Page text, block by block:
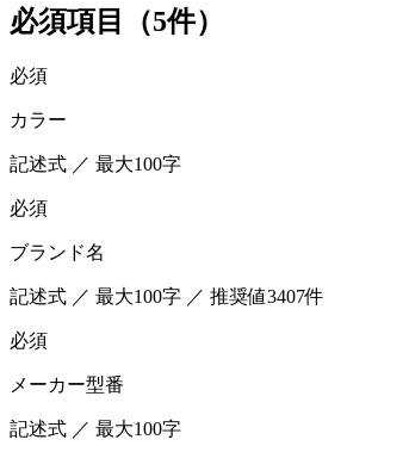
必須項目（5件）
必須
カラー
記述式 ／ 最大100字
必須
ブランド名
記述式 ／ 最大100字 ／ 推奨値3407件
必須
メーカー型番
記述式 ／ 最大100字